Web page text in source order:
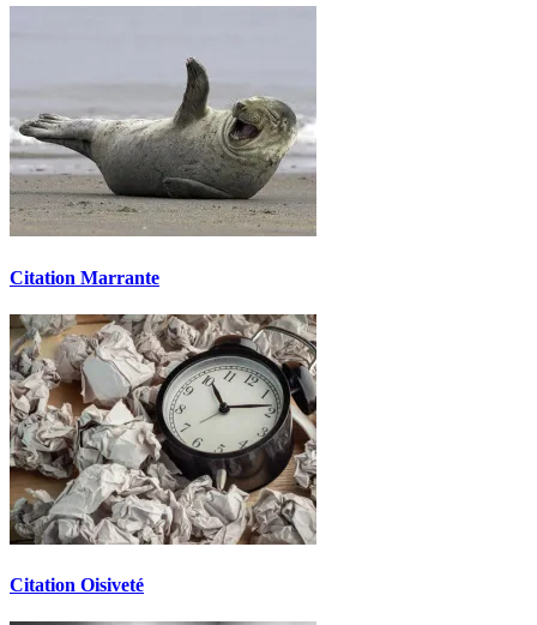
Citation Marrante
Citation Oisiveté